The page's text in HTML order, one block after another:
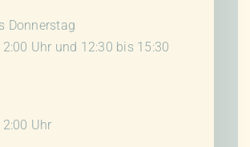
Donnerstag
Uhr und 12:30 bis 15:30
Uhr